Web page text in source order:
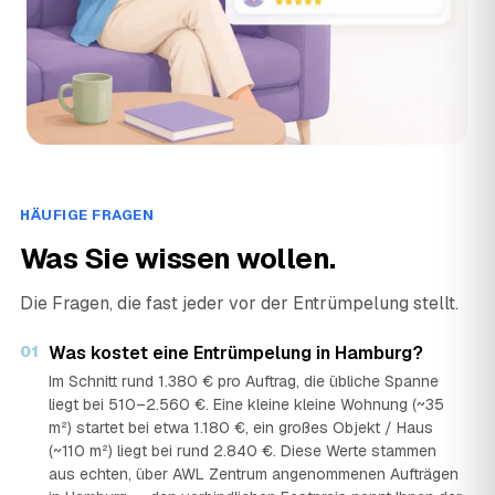
FG
Freihelden GmbH
HE
Hamburg Entrümpler
Heerbrook 29, 22589 Hamburg · ★ 5 (14)
HE
HANSEDIENST - Entrümpelung
Walddörferstraße 426, 22047 Hamburg · ★ 5 (17)
HK
Haushaltsauflösung Kleit
Wendenstraße 309/3.OG, 20537 Hamburg · ★ 5 (11)
›
HM
HEG Hamburger Entsorgungsgesellschaft mbH ›
HÄUFIGE FRAGEN
Was Sie wissen wollen.
Die Fragen, die fast jeder vor der Entrümpelung stellt.
01 Was kostet eine Entrümpelung in Hamburg?
Im Schnitt rund 1.380 € pro Auftrag, die übliche Spanne
liegt bei 510–2.560 €. Eine kleine kleine Wohnung (~35
m²) startet bei etwa 1.180 €, ein großes Objekt / Haus
(~110 m²) liegt bei rund 2.840 €. Diese Werte stammen
aus echten, über AWL Zentrum angenommenen Aufträgen